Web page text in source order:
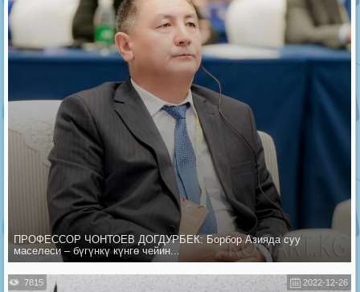
ПРОФЕССОР ЧОНТОЕВ ДОГДУРБЕК: Борбор Азияда суу
маселеси – бүгүнкү күнгө чейин...
2022-12-26
7815